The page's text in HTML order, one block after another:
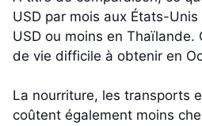
USD par mois aux États-
USD ou moins en Thaïlande.
de vie difficile à obtenir en
La nourriture, les transports
coûtent également moins